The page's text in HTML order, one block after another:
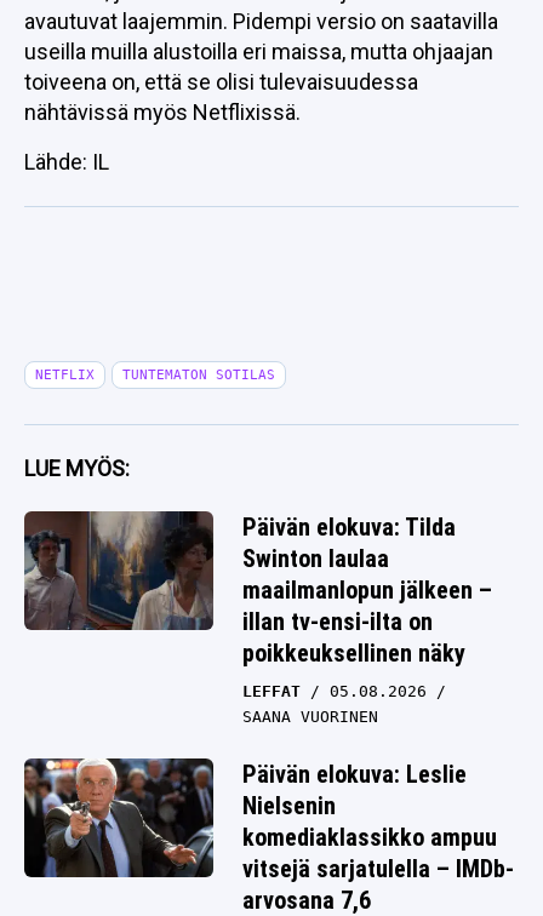
avautuvat laajemmin. Pidempi versio on saatavilla
useilla muilla alustoilla eri maissa, mutta ohjaajan
toiveena on, että se olisi tulevaisuudessa
nähtävissä myös Netflixissä.
Lähde: IL
NETFLIX TUNTEMATON SOTILAS
LUE MYÖS:
Päivän elokuva: Tilda
Swinton laulaa
maailmanlopun jälkeen –
illan tv-ensi-ilta on
poikkeuksellinen näky
LEFFAT
05.08.2026
SAANA VUORINEN
Päivän elokuva: Leslie
Nielsenin
komediaklassikko ampuu
vitsejä sarjatulella – IMDb-
arvosana 7,6